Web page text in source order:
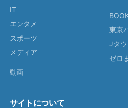
IT
エンタメ
スポーツ
メディア
動画
東京
Jタウ
ゼロ
サイトについて